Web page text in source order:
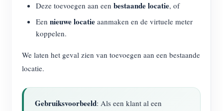
Deze toevoegen aan een bestaande locatie, of
Een nieuwe locatie aanmaken en de virtuele meter
koppelen.
We laten het geval zien van toevoegen aan een bestaande
locatie.
Gebruiksvoorbeeld: Als een klant al een